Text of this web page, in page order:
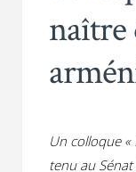
naître
Un colloque «
tenu au